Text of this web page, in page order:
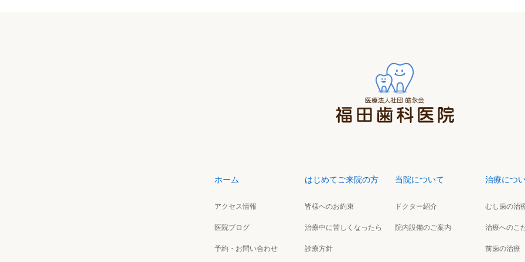
ホーム
アクセス情報
医院ブログ
予約・お問い合わせ
はじめてご来院の方
皆様へのお約束
治療中に苦しくなったら
診療方針
当院について
ドクター紹介
院内設備のご案内
治療につ
むし歯の治
治療へのこ
前歯の治療